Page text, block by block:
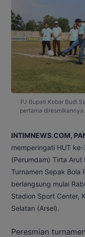
PJ Bupati Kobar Budi
pertama
INTIMNEWS.COM,
memperingati HUT
(Perumdam) Tirta
Turnamen Sepak Bola
berlangsung mulai
Stadion Sport Center,
Selatan (Arsel).
Peresmian